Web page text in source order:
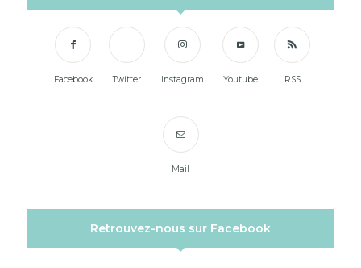
Facebook Twitter Instagram Youtube RSS
Mail
Retrouvez-nous sur Facebook